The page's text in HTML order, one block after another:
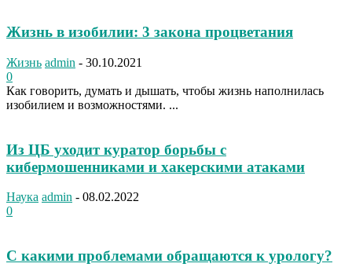
Жизнь в изобилии: 3 закона процветания
Жизнь admin - 30.10.2021
0
Как говорить, думать и дышать, чтобы жизнь наполнилась
изобилием и возможностями. ...
Из ЦБ уходит куратор борьбы с
кибермошенниками и хакерскими атаками
Наука admin - 08.02.2022
0
С какими проблемами обращаются к урологу?